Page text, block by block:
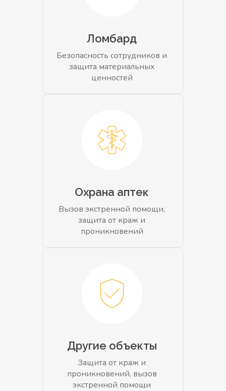
Ломбард
Безопасность сотрудников и
защита материальных
ценностей
Охрана аптек
Вызов экстренной помощи,
защита от краж и
проникновений
Другие объекты
Защита от краж и
проникновений, вызов
экстренной помощи